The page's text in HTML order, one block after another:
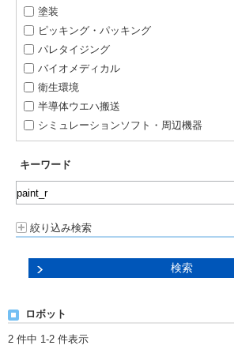
塗装
ピッキング・パッキング
パレタイジング
バイオメディカル
衛生環境
半導体ウエハ搬送
シミュレーションソフト・周辺機器
キーワード
絞り込み検索
ロボット
2 件中 1-2 件表示